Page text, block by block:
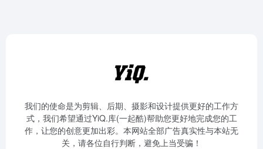
我们的使命是为剪辑、后期、摄影和设计提供更好的工作方
式，我们希望通过YiQ.库(一起酷)帮助您更好地完成您的工
作，让您的创意更加出彩。本网站全部广告真实性与本站无
关，请各位自行判断，避免上当受骗！